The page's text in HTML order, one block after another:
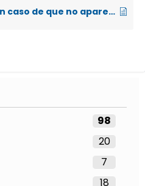
98
20
7
18
¿Dónde me comunico en caso de que no aparezca mi nombre en los resultados del examen de admisión?